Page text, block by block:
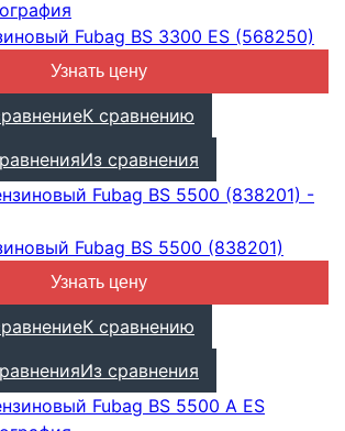
Fubag BS 3300 ES (568250)
Узнать цену
К сравнению
Из сравнения
Fubag BS 5500 (838201)
Узнать цену
К сравнению
Из сравнения